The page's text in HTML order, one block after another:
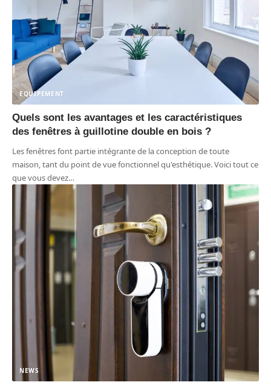
EQUIPEMENT
Quels sont les avantages et les caractéristiques
des fenêtres à guillotine double en bois ?
Les fenêtres font partie intégrante de la conception de toute
maison, tant du point de vue fonctionnel qu'esthétique. Voici tout ce
que vous devez…
NEWS